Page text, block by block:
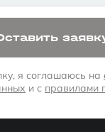
я соглашаюсь на
и с правилами